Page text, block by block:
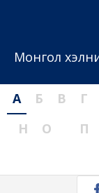
Монгол
А Б В Г
Н
О П